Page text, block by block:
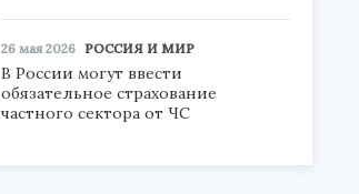
26 мая 2026 РОССИЯ И МИР
В России могут ввести
обязательное страхование
частного сектора от ЧС